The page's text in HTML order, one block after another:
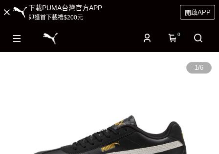
下載PUMA台灣官方APP
即獲首下載禮$200元
開啟APP
0
1/6